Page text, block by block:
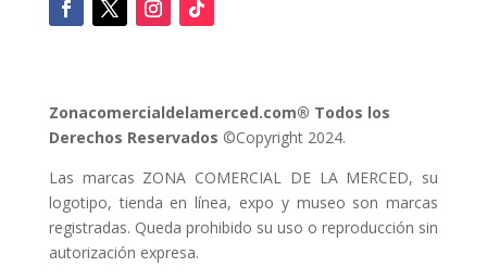
Zonacomercialdelamerced.com® Todos los
Derechos Reservados ©Copyright 2024.
Las marcas ZONA COMERCIAL DE LA MERCED, su
logotipo, tienda en línea, expo y museo son marcas
registradas. Queda prohibido su uso o reproducción sin
autorización expresa.